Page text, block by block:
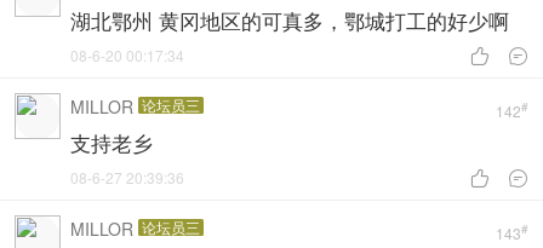
湖北鄂州 黄冈地区的可真多，鄂城打工的好少啊
 
08-6-20 00:17:34
142#
MILLOR 论坛员三
支持老乡
 
08-6-27 20:39:36
143#
MILLOR 论坛员三